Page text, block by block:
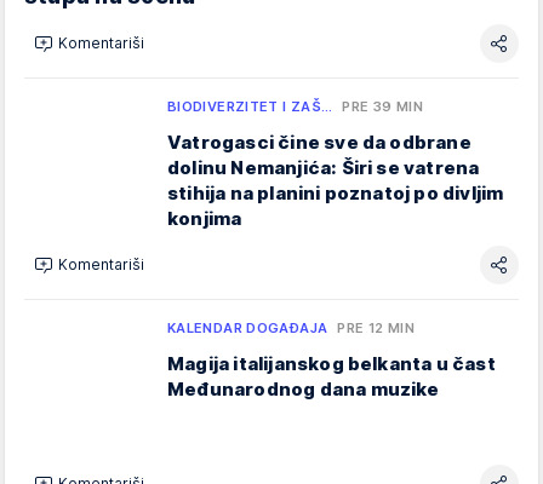
Komentariši
BIODIVERZITET I ZAŠ… PRE 39 MIN
Vatrogasci čine sve da odbrane
dolinu Nemanjića: Širi se vatrena
stihija na planini poznatoj po divljim
konjima
Komentariši
KALENDAR DOGAĐAJA PRE 12 MIN
Magija italijanskog belkanta u čast
Međunarodnog dana muzike